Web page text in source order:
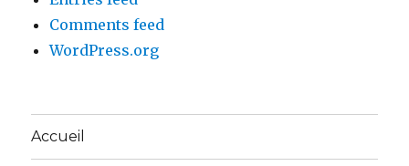
Comments feed
WordPress.org
Accueil